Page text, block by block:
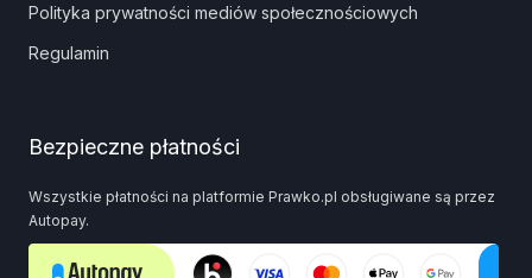
Polityka prywatności mediów społecznościowych
Regulamin
Bezpieczne płatności
Wszystkie płatności na platformie Prawko.pl obsługiwane są przez
Autopay.